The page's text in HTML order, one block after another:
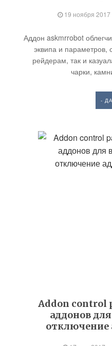
19 ноября
Аддон askmrrobot
эквипа и параметров,
рейдерам, так и
чарки,
-
Addon control
аддонов
отключение